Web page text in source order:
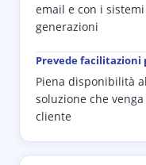
email e con i
generazioni
Prevede facilitazioni
Piena disponibilità
soluzione che
cliente